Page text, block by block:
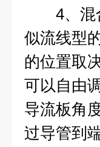
4、混合
似流线型
的位置取
可以自由
导流板角
过导管到